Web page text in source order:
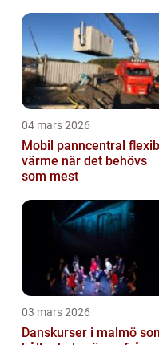
04 mars 2026
Mobil panncentral flexibel
värme när det behövs
som mest
03 mars 2026
Danskurser i malmö